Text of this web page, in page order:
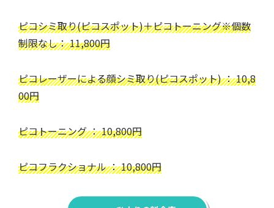
ピコシミ取り(ピコスポット)＋ピコトーニング※個数
制限なし： 11,800円
ピコレーザーによる顔シミ取り(ピコスポット) ： 10,8
00円
ピコトーニング ： 10,800円
ピコフラクショナル ： 10,800円